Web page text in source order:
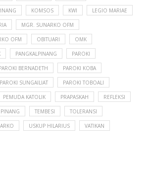
KOMSOS KWI LEGIO MARIAE
MGR. SUNARKO OFM
OFM OBITUARI OMK
PANGKALPINANG PAROKI
BERNADETH PAROKI KOBA
PAROKI SUNGAILIAT PAROKI TOBOALI
PEMUDA KATOLIK PRAPASKAH REFLEKSI
TEMBESI TOLERANSI
USKUP HILARIUS VATIKAN